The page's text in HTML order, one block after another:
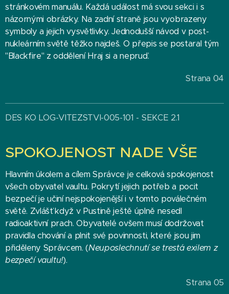
stránkovém manuálu. Každá událost má svou sekci i s
názornými obrázky. Na zadní straně jsou vyobrazeny
symboly a jejich vysvětlivky. Jednodušší návod v post-
nukleárním světě těžko najdeš. O přepis se postaral tým
"Blackfire" z oddělení Hraj si a nepruď.
Strana 04
DES KO LOG-VITEZSTVI-005-101 - SEKCE 2.1
SPOKOJENOST NADE VŠE
Hlavním úkolem a cílem Správce je celková spokojenost
všech obyvatel vaultu. Pokrytí jejich potřeb a pocit
bezpečí je učiní nejspokojenější i v tomto poválečném
světě. Zvlášť když v Pustině ještě úplně nesedl
radioaktivní prach. Obyvatelé ovšem musí dodržovat
pravidla chování a plnit své povinnosti, které jsou jim
přiděleny Správcem. (Neuposlechnutí se trestá exilem z
bezpečí vaultu!).
Strana 05